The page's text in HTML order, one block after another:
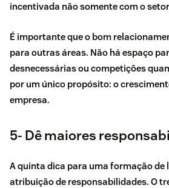
incentivada não somente com o
É importante que o bom
para outras áreas. Não há espaço
desnecessárias ou competições
por um único propósito: o
empresa.
5- Dê maiores
A quinta dica para uma formação de
atribuição de responsabilidades. O